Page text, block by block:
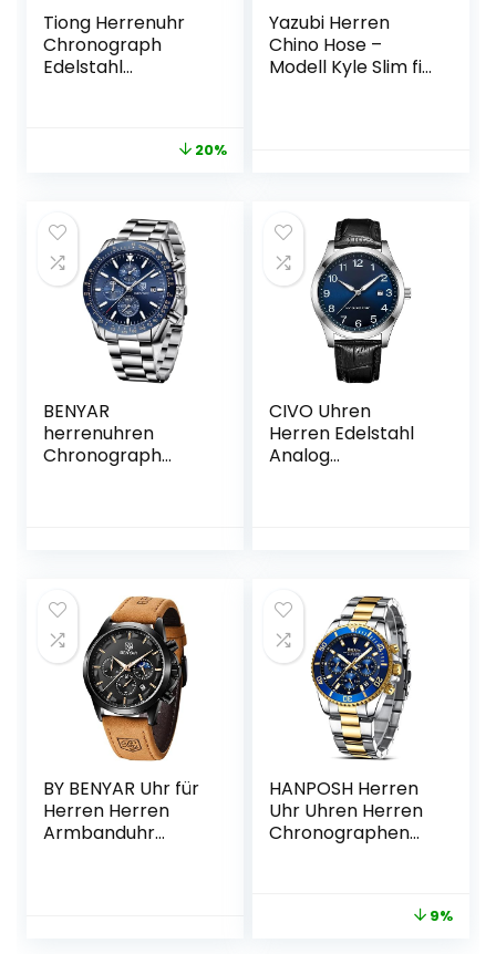
Tiong Herrenuhr
Chronograph
Edelstahl
20%
Yazubi Herren
Chino Hose –
Modell Kyle Slim fit
BENYAR
herrenuhren
Chronograph
wasserdicht
Elegantes
Geschenk für
männer
CIVO Uhren
Herren Edelstahl
Analog
Business Männer
Quarzuhr
Geschenke für
Männer
BY BENYAR Uhr für
Herren Herren
Armbanduhr
HANPOSH Herren
Uhr Uhren Herren
Chronographen
9%